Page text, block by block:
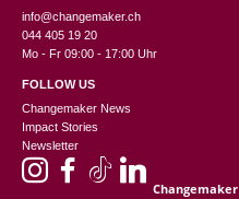
info@changemaker.ch
044 405 19 20
Mo - Fr 09:00 - 17:00 Uhr
FOLLOW US
Changemaker News
Impact Stories
Newsletter
Changemaker